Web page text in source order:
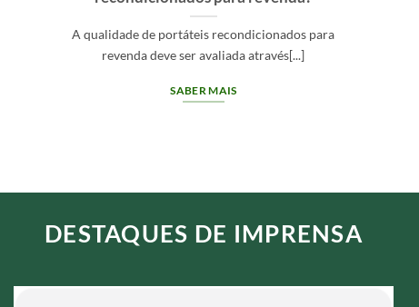
A qualidade de portáteis recondicionados para
revenda deve ser avaliada através[...]
SABER MAIS
DESTAQUES DE IMPRENSA